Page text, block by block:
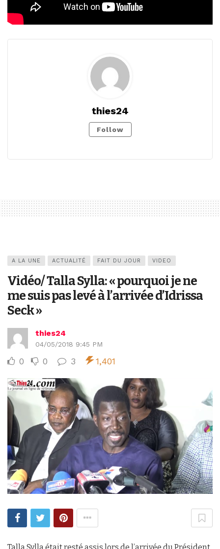
thies24
Follow
A LA UNE ACTUALITÉ FAIT DU JOUR VIDEO
Vidéo/ Talla Sylla: « pourquoi je ne
me suis pas levé à l’arrivée d’Idrissa
Seck »
thies24
04/05/2018 9:45 PM
0 0 3 1,401